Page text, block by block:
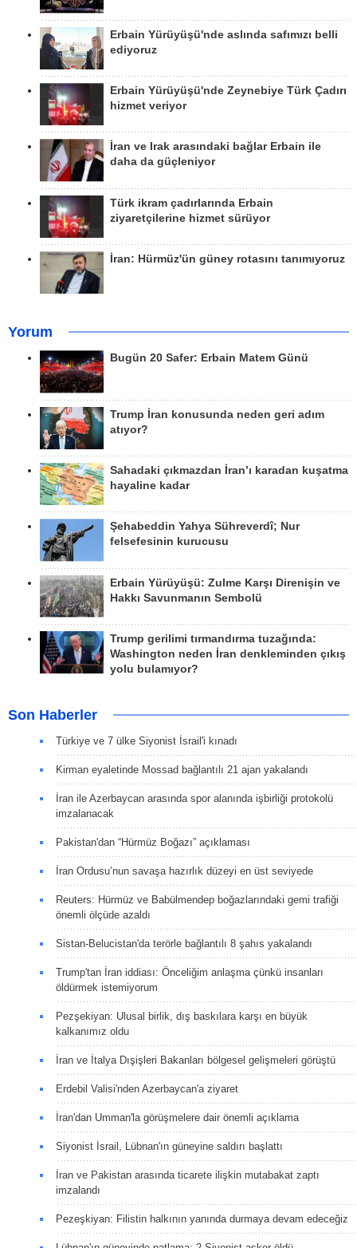
Erbain Yürüyüşü'nde aslında safımızı belli
ediyoruz
Erbain Yürüyüşü'nde Zeynebiye Türk Çadırı
hizmet veriyor
İran ve Irak arasındaki bağlar Erbain ile
daha da güçleniyor
Türk ikram çadırlarında Erbain
ziyaretçilerine hizmet sürüyor
İran: Hürmüz'ün güney rotasını tanımıyoruz
Yorum
Bugün 20 Safer: Erbain Matem Günü
Trump İran konusunda neden geri adım
atıyor?
Sahadaki çıkmazdan İran’ı karadan kuşatma
hayaline kadar
Şehabeddin Yahya Sühreverdî; Nur
felsefesinin kurucusu
Erbain Yürüyüşü: Zulme Karşı Direnişin ve
Hakkı Savunmanın Sembolü
Trump gerilimi tırmandırma tuzağında:
Washington neden İran denkleminden çıkış
yolu bulamıyor?
Son Haberler
Türkiye ve 7 ülke Siyonist İsrail'i kınadı
Kirman eyaletinde Mossad bağlantılı 21 ajan yakalandı
İran ile Azerbaycan arasında spor alanında işbirliği protokolü
imzalanacak
Pakistan'dan “Hürmüz Boğazı” açıklaması
İran Ordusu’nun savaşa hazırlık düzeyi en üst seviyede
Reuters: Hürmüz ve Babülmendep boğazlarındaki gemi trafiği
önemli ölçüde azaldı
Sistan-Belucistan'da terörle bağlantılı 8 şahıs yakalandı
Trump'tan İran iddiası: Önceliğim anlaşma çünkü insanları
öldürmek istemiyorum
Pezşekiyan: Ulusal birlik, dış baskılara karşı en büyük
kalkanımız oldu
İran ve İtalya Dışişleri Bakanları bölgesel gelişmeleri görüştü
Erdebil Valisi'nden Azerbaycan'a ziyaret
İran'dan Umman'la görüşmelere dair önemli açıklama
Siyonist İsrail, Lübnan'ın güneyine saldırı başlattı
İran ve Pakistan arasında ticarete ilişkin mutabakat zaptı
imzalandı
Pezeşkiyan: Filistin halkının yanında durmaya devam edeceğiz